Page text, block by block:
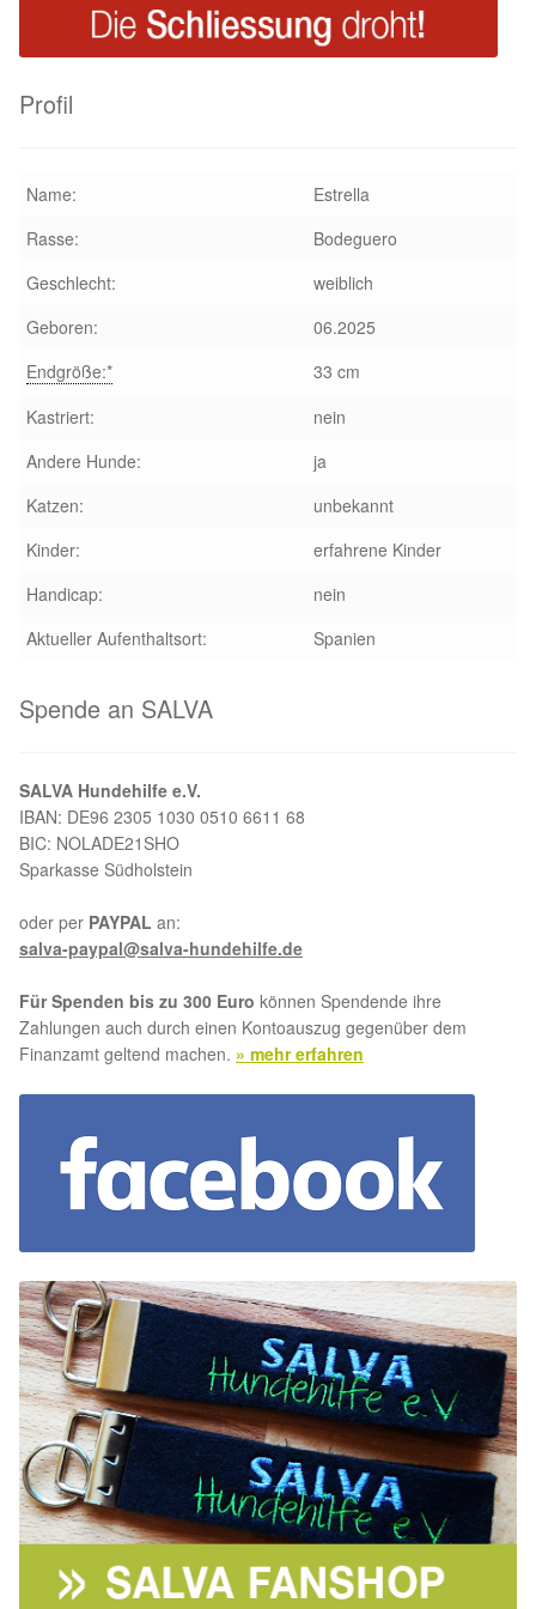
Glückliche Fellnasen
Aktuelles
Reiseberichte
Kreativprojekte
Unsere Partnertierheime
Partnertierheim La Linea in Spanien
Updates „Hilfe La Linea“
Partnertierheim in Bulgarien
Profil
Name:
Estrella
Rasse:
Bodeguero
Geschlecht:
weiblich
Geboren:
06.2025
Endgröße:*
33 cm
Kastriert:
nein
Andere Hunde:
ja
Katzen:
unbekannt
Kinder:
erfahrene Kinder
Handicap:
nein
Aktueller Aufenthaltsort:
Spanien
Spende an SALVA
SALVA Hundehilfe e.V.
IBAN: DE96 2305 1030 0510 6611 68
BIC: NOLADE21SHO
Sparkasse Südholstein
oder per PAYPAL an:
salva-paypal@salva-hundehilfe.de
Für Spenden bis zu 300 Euro können Spendende ihre
Zahlungen auch durch einen Kontoauszug gegenüber dem
Finanzamt geltend machen. » mehr erfahren